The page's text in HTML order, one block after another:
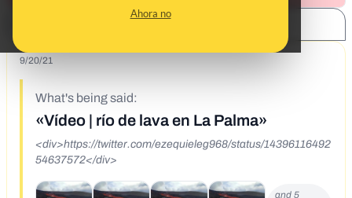
Ahora no
9/20/21
What's being said:
«Vídeo | río de lava en La Palma»
<div>https://twitter.com/ezequieleg968/status/14396116492
54637572</div>
and 5